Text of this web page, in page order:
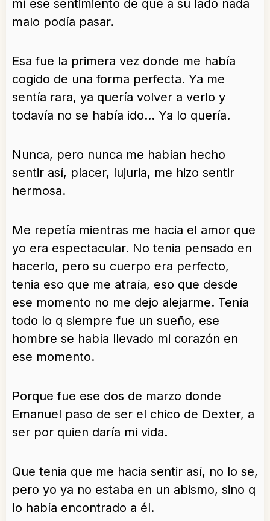
mí ese sentimiento de que a su lado nada
malo podía pasar.
Esa fue la primera vez donde me había
cogido de una forma perfecta. Ya me
sentía rara, ya quería volver a verlo y
todavía no se había ido… Ya lo quería.
Nunca, pero nunca me habían hecho
sentir así, placer, lujuria, me hizo sentir
hermosa.
Me repetía mientras me hacia el amor que
yo era espectacular. No tenia pensado en
hacerlo, pero su cuerpo era perfecto,
tenia eso que me atraía, eso que desde
ese momento no me dejo alejarme. Tenía
todo lo q siempre fue un sueño, ese
hombre se había llevado mi corazón en
ese momento.
Porque fue ese dos de marzo donde
Emanuel paso de ser el chico de Dexter, a
ser por quien daría mi vida.
Que tenia que me hacia sentir así, no lo se,
pero yo ya no estaba en un abismo, sino q
lo había encontrado a él.